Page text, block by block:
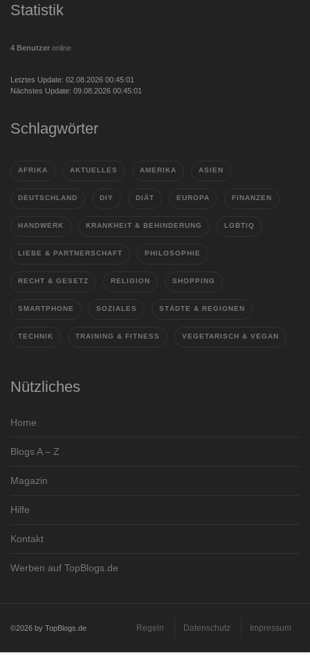
Statistik
4 Benutzer online
Letztes Update: 02.08.2026 00:45:01
Nächstes Update: 09.08.2026 00:45:01
Schlagwörter
AFRIKA AKTUELLES AMERIKA ASIEN
DEUTSCHLAND DIY DIÄT EUROPA FINANZEN
HANDWERK KRANKHEIT & BEHINDERUNG LGBTIQ
LIEBE & PARTNERSCHAFT PHILOSOPHIE
RECHT & GESETZ RELIGION SHOPPING
SMARTPHONE SOZIALES STÄDTE & REGIONEN
TECHNIK TRAINING & FITNESS VEGETARISCH & VEGAN
Nützliches
Home
Blogs A – Z
Magazin
Hilfe
Kontakt
Werben auf TopBlogs.de
©2026 by TopBlogs.de Regeln Datenschutz Impressum